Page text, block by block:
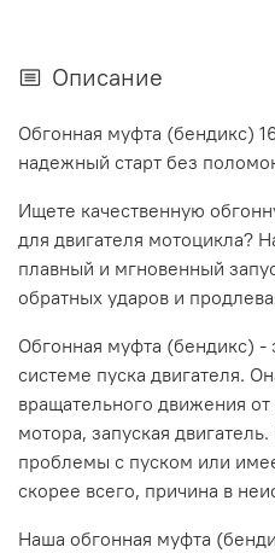
Описание
Обгонная муфта (бендикс)
надежный старт без
Ищете качественную
для двигателя мотоцикла?
плавный и мгновенный
обратных ударов и
Обгонная муфта (бендикс) -
системе пуска двигателя.
вращательного движения от
мотора, запуская
проблемы с пуском или
скорее всего, причина в
Наша обгонная муфта